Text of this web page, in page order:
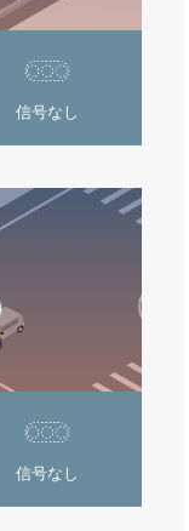
信号なし
信号なし